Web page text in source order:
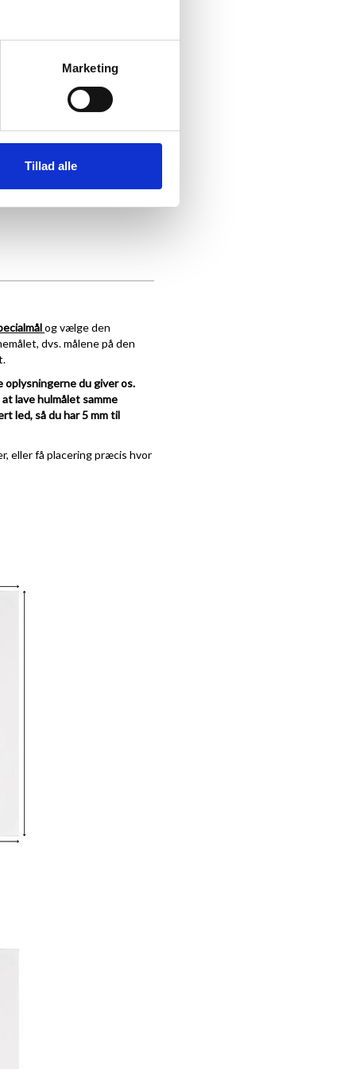
Marketing
Tillad alle
og vælge den
dvs. målene på den
du giver os.
lave hulmålet samme
led, så du har 5 mm til
eller få placering præcis hvor